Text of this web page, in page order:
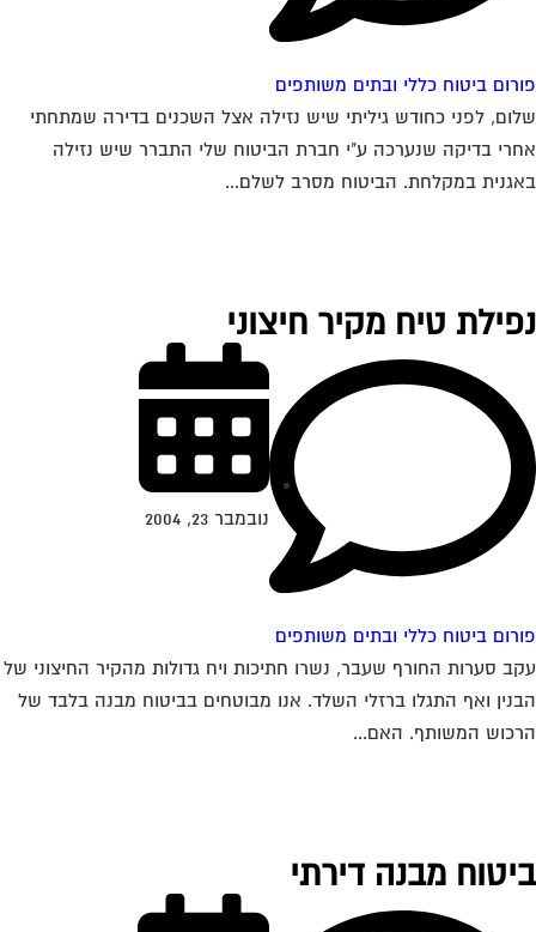
ביטוח כללי ובתים משותפים
לפני כחודש גיליתי שיש נזילה אצל השכנים בדירה שמתחתי
בדיקה שנערכה ע"י חברת הביטוח שלי התברר שיש נזילה
במקלחת. הביטוח מסרב לשלם...
טיח מקיר חיצוני
ביטוח כללי ובתים משותפים
נובמבר 23, 2004
סערות החורף שעבר, נשרו חתיכות ויח גדולות מהקיר החיצוני של
ואף התגלו ברזלי השלד. אנו מבוטחים בביטוח מבנה בלבד של
המשותף. האם...
מבנה דירתי